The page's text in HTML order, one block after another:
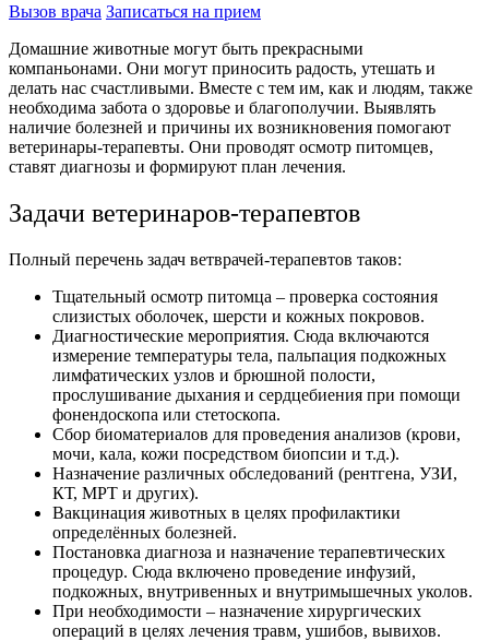
Вызов врача Записаться на прием
Домашние животные могут быть прекрасными
компаньонами. Они могут приносить радость, утешать и
делать нас счастливыми. Вместе с тем им, как и людям, также
необходима забота о здоровье и благополучии. Выявлять
наличие болезней и причины их возникновения помогают
ветеринары-терапевты. Они проводят осмотр питомцев,
ставят диагнозы и формируют план лечения.
Задачи ветеринаров-терапевтов
Полный перечень задач ветврачей-терапевтов таков:
Тщательный осмотр питомца – проверка состояния
слизистых оболочек, шерсти и кожных покровов.
Диагностические мероприятия. Сюда включаются
измерение температуры тела, пальпация подкожных
лимфатических узлов и брюшной полости,
прослушивание дыхания и сердцебиения при помощи
фонендоскопа или стетоскопа.
Сбор биоматериалов для проведения анализов (крови,
мочи, кала, кожи посредством биопсии и т.д.).
Назначение различных обследований (рентгена, УЗИ,
КТ, МРТ и других).
Вакцинация животных в целях профилактики
определённых болезней.
Постановка диагноза и назначение терапевтических
процедур. Сюда включено проведение инфузий,
подкожных, внутривенных и внутримышечных уколов.
При необходимости – назначение хирургических
операций в целях лечения травм, ушибов, вывихов.